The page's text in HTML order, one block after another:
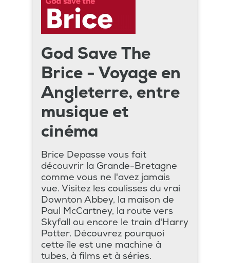
God Save The
Brice - Voyage en
Angleterre, entre
musique et
cinéma
Brice Depasse vous fait
découvrir la Grande-Bretagne
comme vous ne l'avez jamais
vue. Visitez les coulisses du vrai
Downton Abbey, la maison de
Paul McCartney, la route vers
Skyfall ou encore le train d'Harry
Potter. Découvrez pourquoi
cette île est une machine à
tubes, à films et à séries.